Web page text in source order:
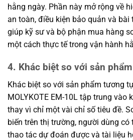
hằng ngày. Phần này mở rộng về
an toàn, điều kiện bảo quản và
giúp kỹ sư và bộ phận mua hàng
một cách thực tế trong vận hành
4. Khác biệt so với sản
Khác biệt so với sản phẩm tương
MOLYKOTE EM-10L tập trung vào
thay vì chỉ một vài chỉ số tiêu đề.
biến trên thị trường, người dùng có
thao tác dự đoán được và tài liệu